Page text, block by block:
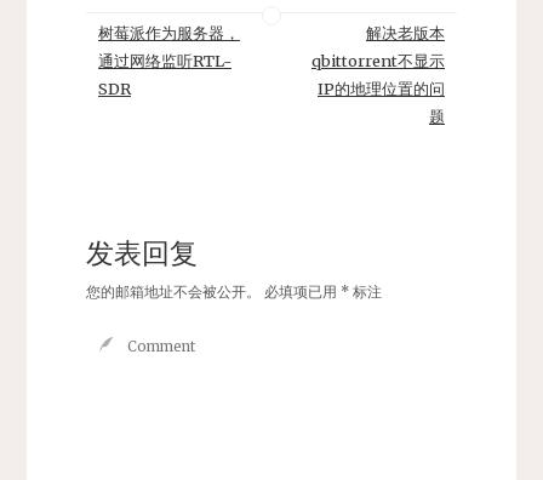
树莓派作为服务器，
通过网络监听RTL-
SDR
解决老版本
qbittorrent不显示
IP的地理位置的问
题
发表回复
您的邮箱地址不会被公开。 必填项已用 *标注